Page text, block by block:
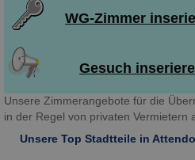
WG-Zimmer
Gesuch
Unsere Zimmerangebote für die
in der Regel von privaten Vermietern
Unsere Top Stadtteile in